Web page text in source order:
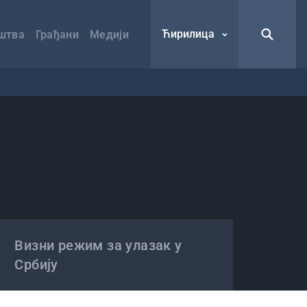
Грађани Медији Ћирилица
Визни режим за улазак у
Србију